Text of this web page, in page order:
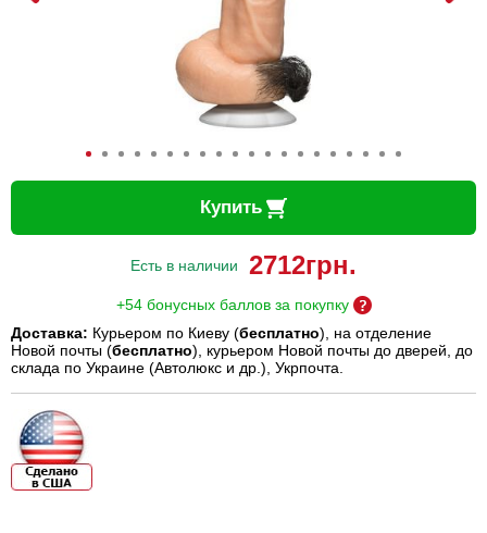
Купить
Есть в наличии 2712грн.
+54 бонусных баллов за покупку
Доставка: Курьером по Киеву (бесплатно), на отделение
Новой почты (бесплатно), курьером Новой почты до дверей, до
склада по Украине (Автолюкс и др.), Укрпочта.